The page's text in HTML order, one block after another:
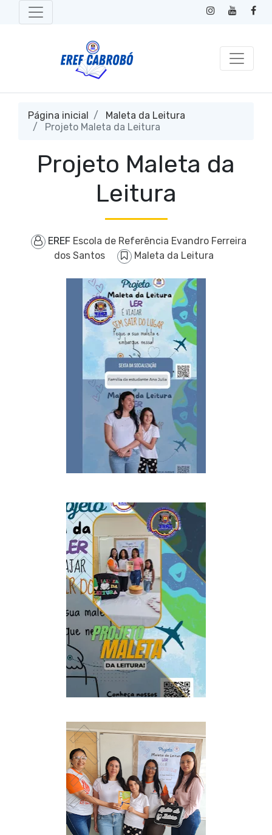
Página inicial
Maleta da Leitura
Projeto Maleta da Leitura
Projeto Maleta da
Leitura
EREF Escola de Referência Evandro Ferreira
dos Santos
Maleta da Leitura